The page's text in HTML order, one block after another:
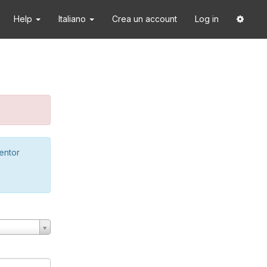
Help Italiano Crea un account Log in